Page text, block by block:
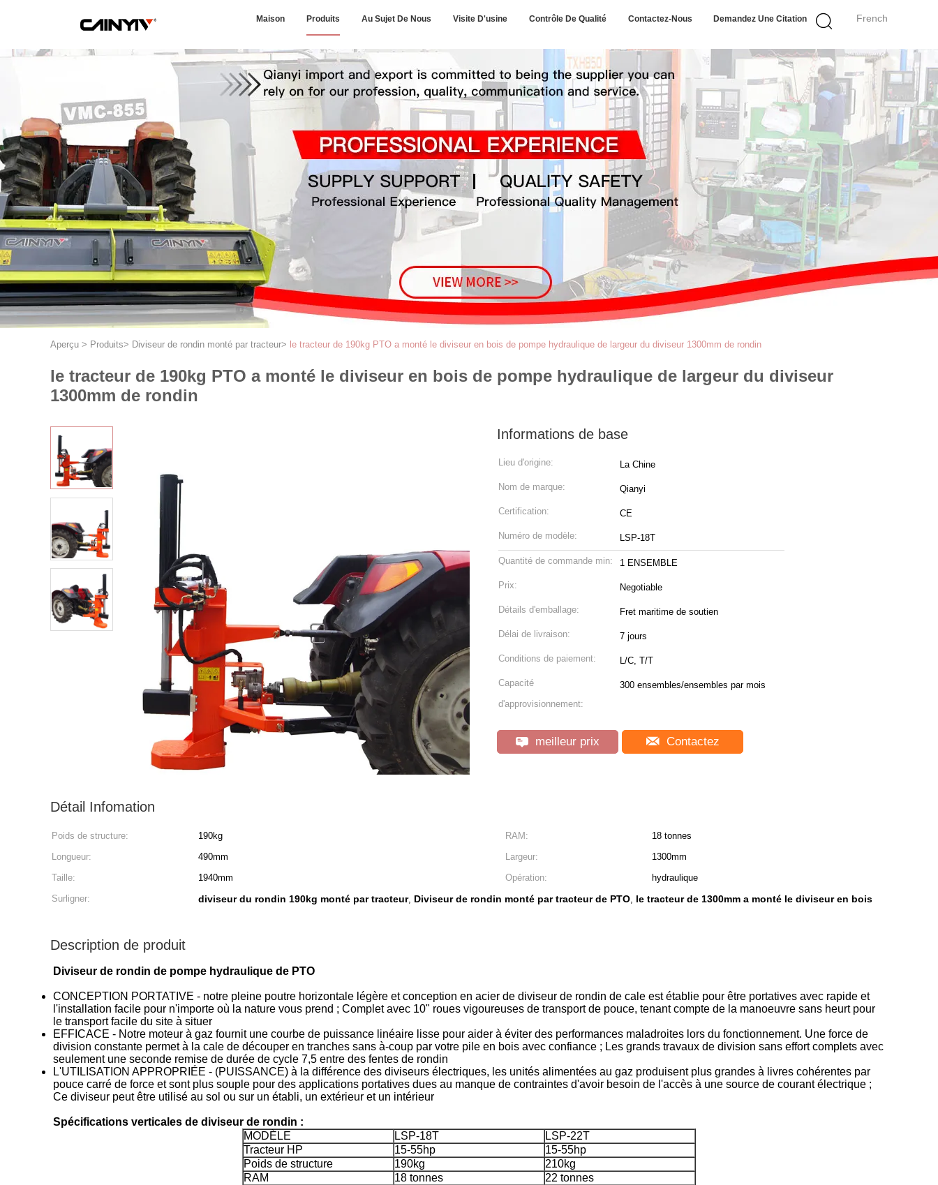
French
Maison Produits Au Sujet De Nous Visite D'usine Contrôle De Qualité Contactez-Nous Demandez Une Citation
Aperçu > Produits> Diviseur de rondin monté par tracteur> le tracteur de 190kg PTO a monté le diviseur en bois de pompe hydraulique de largeur du diviseur 1300mm de rondin
le tracteur de 190kg PTO a monté le diviseur en bois de pompe hydraulique de largeur du diviseur
1300mm de rondin
Informations de base
Lieu d'origine: La Chine
Nom de marque: Qianyi
Certification: CE
Numéro de modèle: LSP-18T
Quantité de commande min: 1 ENSEMBLE
Prix: Negotiable
Détails d'emballage: Fret maritime de soutien
Délai de livraison: 7 jours
Conditions de paiement: L/C, T/T
Capacité
d'approvisionnement:
300 ensembles/ensembles par mois
meilleur prix Contactez
Détail Infomation
Poids de structure: 190kg RAM:
18 tonnes
Longueur:
490mm Largeur:
1300mm
Taille:
1940mm Opération:
hydraulique
Surligner:
diviseur du rondin 190kg monté par tracteur, Diviseur de rondin monté par tracteur de PTO, le tracteur de 1300mm a monté le diviseur en bois
Description de produit
Diviseur de rondin de pompe hydraulique de PTO
CONCEPTION PORTATIVE - notre pleine poutre horizontale légère et conception en acier de diviseur de rondin de cale est établie pour être portatives avec rapide et
l'installation facile pour n'importe où la nature vous prend ; Complet avec 10" roues vigoureuses de transport de pouce, tenant compte de la manoeuvre sans heurt pour
le transport facile du site à situer
EFFICACE - Notre moteur à gaz fournit une courbe de puissance linéaire lisse pour aider à éviter des performances maladroites lors du fonctionnement. Une force de
division constante permet à la cale de découper en tranches sans à-coup par votre pile en bois avec confiance ; Les grands travaux de division sans effort complets avec
seulement une seconde remise de durée de cycle 7,5 entre des fentes de rondin
L'UTILISATION APPROPRIÉE - (PUISSANCE) à la différence des diviseurs électriques, les unités alimentées au gaz produisent plus grandes à livres cohérentes par
pouce carré de force et sont plus souple pour des applications portatives dues au manque de contraintes d'avoir besoin de l'accès à une source de courant électrique ;
Ce diviseur peut être utilisé au sol ou sur un établi, un extérieur et un intérieur
Spécifications verticales de diviseur de rondin :
MODÈLE
LSP-18T
LSP-22T
Tracteur HP
15-55hp
15-55hp
Poids de structure
190kg
210kg
RAM
18 tonnes
22 tonnes